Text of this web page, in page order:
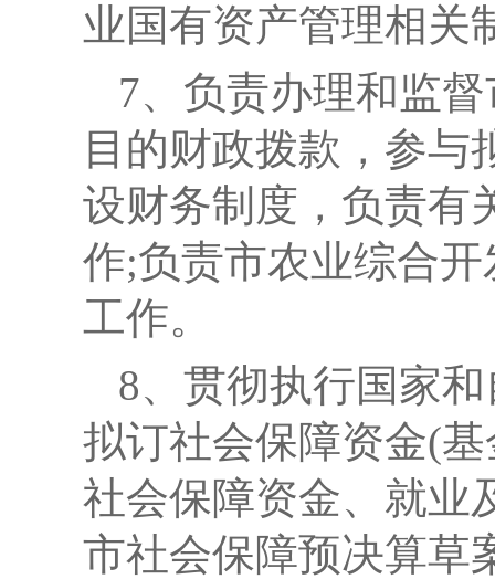
业国有资产管理相关
7、负责办理和监
目的财政拨款，参与
设财务制度，负责有
作;负责市农业综合
工作。
8、贯彻执行国家
拟订社会保障资金(
社会保障资金、就业
市社会保障预决算草